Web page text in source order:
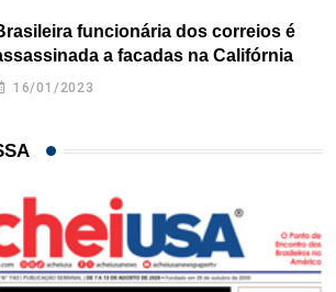
funcionária dos correios é
a facadas na Califórnia
16/01/2023